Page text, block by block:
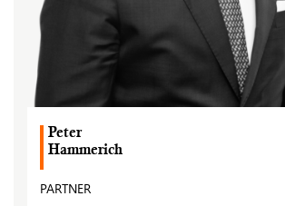
Peter
Hammerich
PARTNER